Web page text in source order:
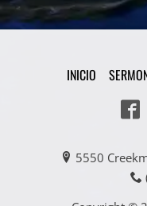
INICIO
5550